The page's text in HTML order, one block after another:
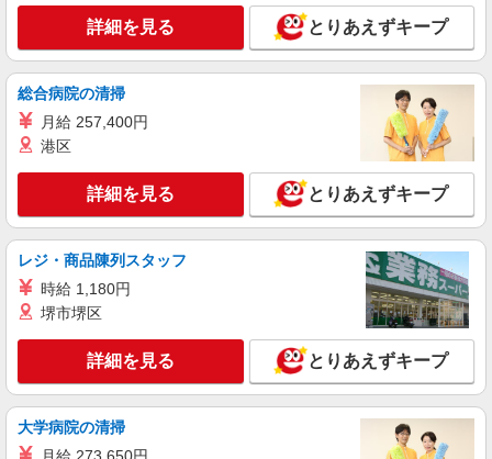
通費全支給(ガソリン代含む)＞
鹿児島市 ＊最寄り駅：高見馬場
キープ 詳細を見る
派遣社員
（株）ウィルオブ・ワークCW 鹿児島支店/ms460101
日常生活の見守りスタッフ
時給1300円 ◆前払い・日払い・週払いOK
鹿児島県鹿児島市鹿児島中央駅・天文館・与次
郎周辺
詳細を見る
天文館通駅▼綺麗なサ高住で生活ケア▼清掃や
時給1350円〜2062円 ＜日払い有/週払い有/交
詳細を見る とりあえずキープ
総合病院の清掃
月給 257,400円
港区
詳細を見る とりあえずキープ
レジ・商品陳列スタッフ
時給 1,180円
堺市堺区
詳細を見る とりあえずキープ
大学病院の清掃